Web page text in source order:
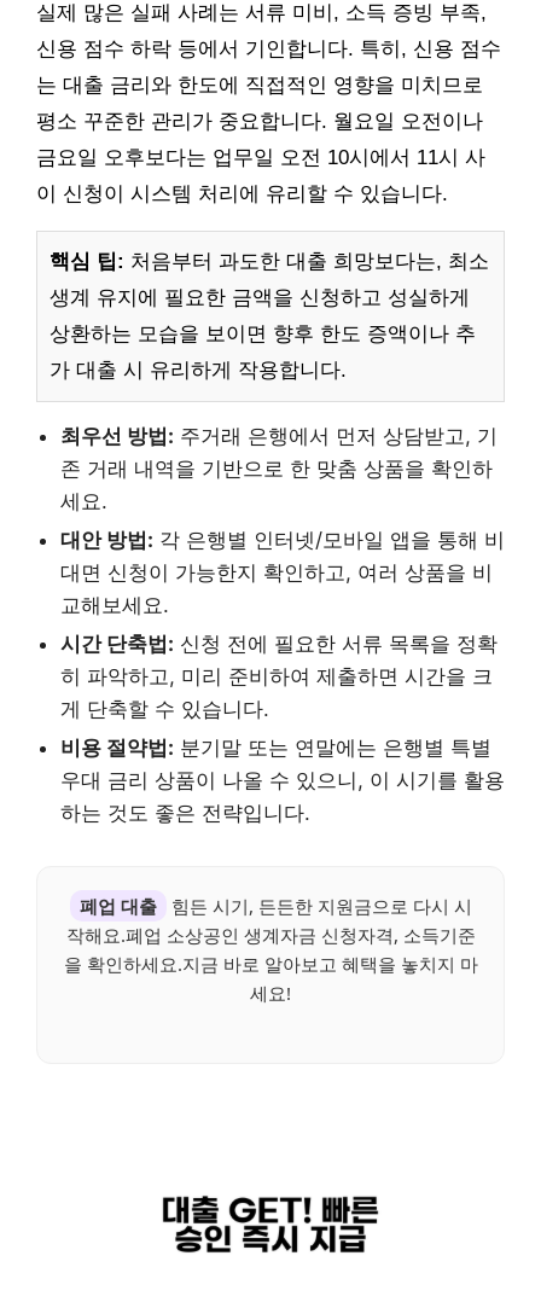
실제 많은 실패 사례는 서류 미비, 소득 증빙 부족,
신용 점수 하락 등에서 기인합니다. 특히, 신용 점수
는 대출 금리와 한도에 직접적인 영향을 미치므로
평소 꾸준한 관리가 중요합니다. 월요일 오전이나
금요일 오후보다는 업무일 오전 10시에서 11시 사
이 신청이 시스템 처리에 유리할 수 있습니다.
핵심 팁: 처음부터 과도한 대출 희망보다는, 최소
생계 유지에 필요한 금액을 신청하고 성실하게
상환하는 모습을 보이면 향후 한도 증액이나 추
가 대출 시 유리하게 작용합니다.
최우선 방법: 주거래 은행에서 먼저 상담받고, 기
존 거래 내역을 기반으로 한 맞춤 상품을 확인하
세요.
대안 방법: 각 은행별 인터넷/모바일 앱을 통해 비
대면 신청이 가능한지 확인하고, 여러 상품을 비
교해보세요.
시간 단축법: 신청 전에 필요한 서류 목록을 정확
히 파악하고, 미리 준비하여 제출하면 시간을 크
게 단축할 수 있습니다.
비용 절약법: 분기말 또는 연말에는 은행별 특별
우대 금리 상품이 나올 수 있으니, 이 시기를 활용
하는 것도 좋은 전략입니다.
폐업 대출
힘든 시기, 든든한 지원금으로 다시 시
작해요.폐업 소상공인 생계자금 신청자격, 소득기준
을 확인하세요.지금 바로 알아보고 혜택을 놓치지 마
세요!